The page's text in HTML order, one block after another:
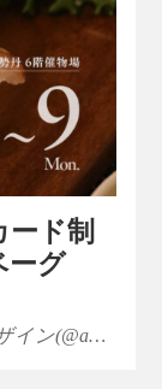
ド制
ーグ
イン(@a…